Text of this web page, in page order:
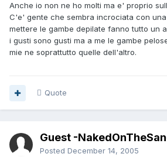
Anche io non ne ho molti ma e' proprio
C'e' gente che sembra incrociata con una
mettere le gambe depilate fanno tutto un
i gusti sono gusti ma a me le gambe
mie ne soprattutto quelle dell'altro.
Quote
Guest -
Posted December 14, 2005